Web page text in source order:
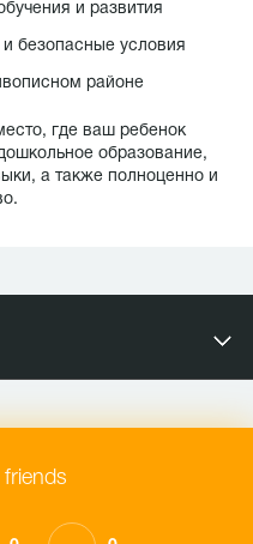
и развития
безопасные условия
районе
где ваш ребенок
образование,
а также полноценно и
friends